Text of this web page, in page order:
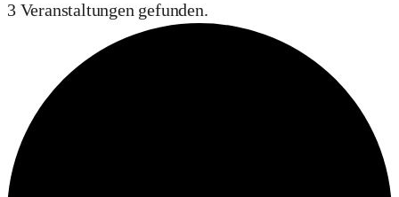
3 Veranstaltungen gefunden.